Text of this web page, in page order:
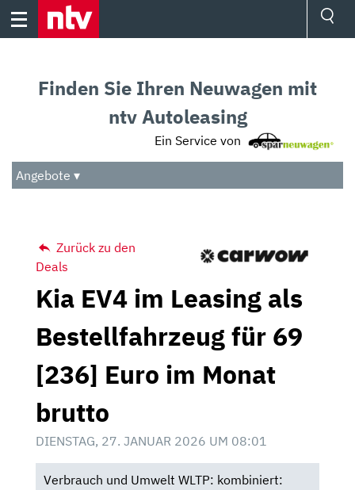
Skip
Audio
Das Beste
Finden Sie Ihren Neuwagen mit
ntv Autoleasing
Ein Service von
Angebote ▾
Zurück zu den
Deals
Kia EV4 im Leasing als
Bestellfahrzeug für 69
[236] Euro im Monat
brutto
DIENSTAG, 27. JANUAR 2026 UM 08:01
Verbrauch und Umwelt WLTP: kombiniert: